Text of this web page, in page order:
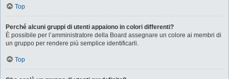
Top
Perché alcuni gruppi di utenti appaiono in colori differenti?
È possibile per l’amministratore della Board assegnare un colore ai membri di
un gruppo per rendere più semplice identificarli.
Top